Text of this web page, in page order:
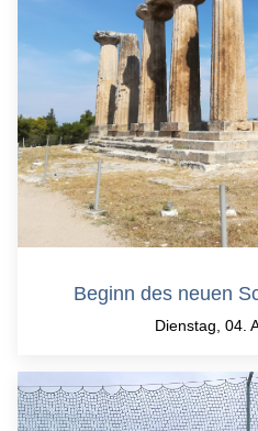
Beginn des neuen
Dienstag, 04.